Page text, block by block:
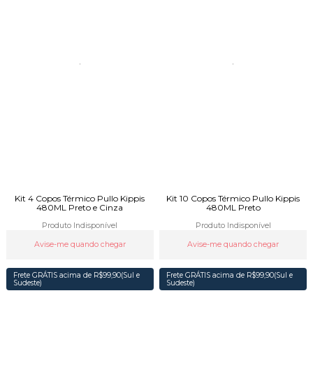
Kit 4 Copos Térmico Pullo Kippis
480ML Preto e Cinza
Produto Indisponível
Avise-me quando chegar
Frete GRÁTIS acima de R$99,90(Sul e
Sudeste)
Kit 10 Copos Térmico Pullo Kippis
480ML Preto
Produto Indisponível
Avise-me quando chegar
Frete GRÁTIS acima de R$99,90(Sul e
Sudeste)